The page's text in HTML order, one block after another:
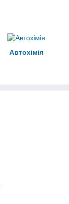
Автохімія